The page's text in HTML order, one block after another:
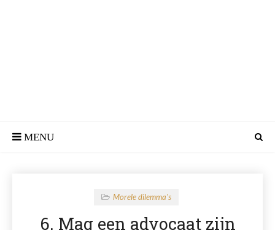
Morele dilemma's
6. Mag een advocaat zijn